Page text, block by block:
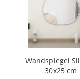
Wandspiegel
30x25 cm